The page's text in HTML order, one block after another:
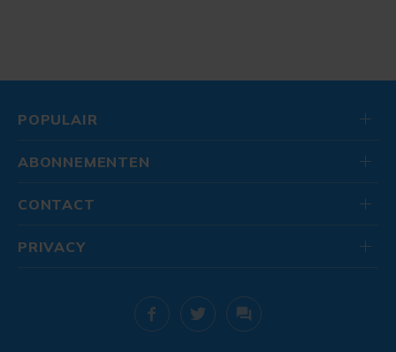
POPULAIR
ABONNEMENTEN
CONTACT
PRIVACY